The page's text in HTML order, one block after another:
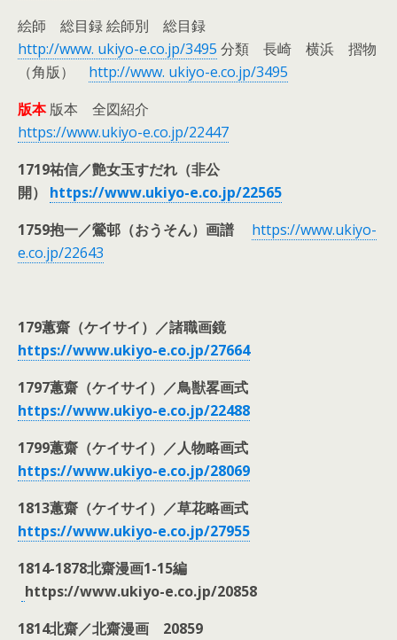
絵師 総目録 絵師別 総目録
http://www. ukiyo-e.co.jp/3495 分類 長崎 横浜 摺物
（角版） http://www. ukiyo-e.co.jp/3495
版本版本 全図紹介
https://www.ukiyo-e.co.jp/22447
1719祐信／艶女玉すだれ（非公
開） https://www.ukiyo-e.co.jp/22565
1759抱一／鶯邨（おうそん）画譜 https://www.ukiyo-
e.co.jp/22643
179蕙齋（ケイサイ） ／諸職画鏡
https://www.ukiyo-e.co.jp/27664
1797蕙齋（ケイサイ）／鳥獣畧画式
https://www.ukiyo-e.co.jp/22488
1799蕙齋（ケイサイ）／人物略画式
https://www.ukiyo-e.co.jp/28069
1813蕙齋（ケイサイ）／草花略画式
https://www.ukiyo-e.co.jp/27955
1814-1878北齋漫画1-15編
https://www.ukiyo-e.co.jp/20858
1814北齋／北齋漫画 20859